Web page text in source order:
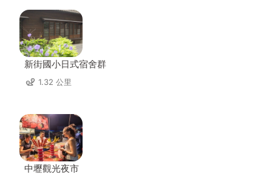
新街國小日式宿舍群
1.32 公里
中壢觀光夜市